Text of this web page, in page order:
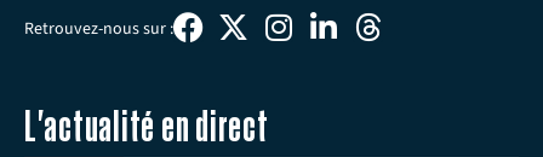
Retrouvez-nous sur :
L'actualité en direct